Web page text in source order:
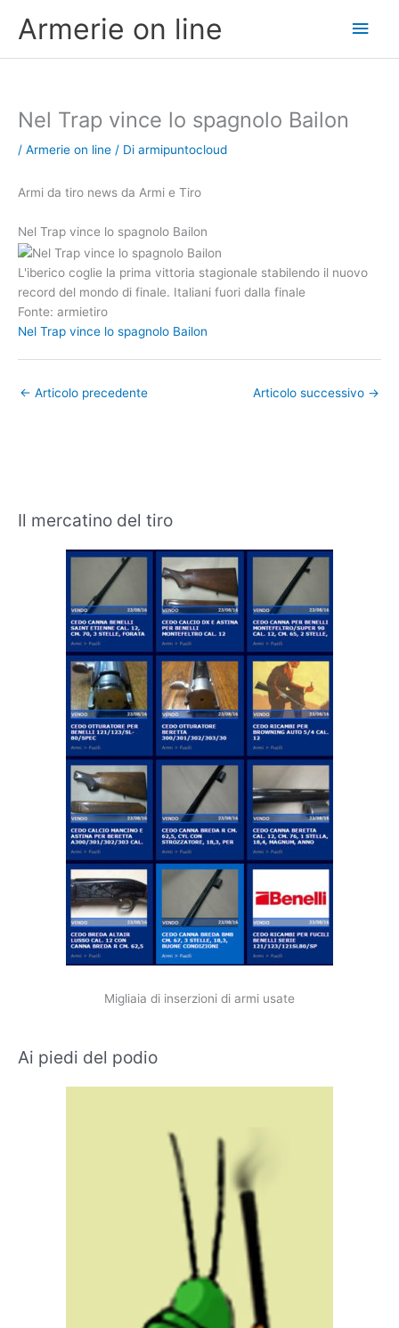
Armerie on line
Nel Trap vince lo spagnolo Bailon
/ Armerie on line / Di armipuntocloud
Armi da tiro news da Armi e Tiro
Nel Trap vince lo spagnolo Bailon
L'iberico coglie la prima vittoria stagionale stabilendo il nuovo
record del mondo di finale. Italiani fuori dalla finale
Fonte: armietiro
Nel Trap vince lo spagnolo Bailon
← Articolo precedente Articolo successivo →
Il mercatino del tiro
Migliaia di inserzioni di armi usate
Ai piedi del podio